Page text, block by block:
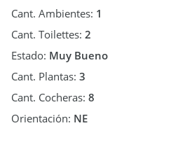
Cancha de Voely de arena
Salón de Usos Múltiples, con parrilla,
Sector de Juegos para chicos
Sector de gimansio al aire libre
Cant. Ambientes: 1
Cant. Toilettes: 2
Estado: Muy Bueno
Cant. Plantas: 3
Cant. Cocheras: 8
Orientación: NE